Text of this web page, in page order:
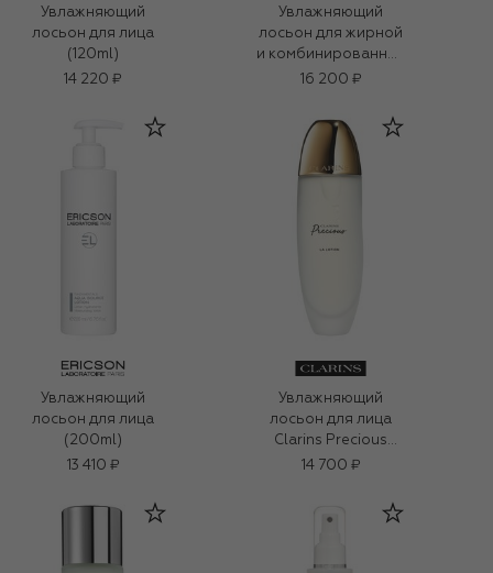
Увлажняющий
лосьон для лица
(120ml)
14 220 ₽
Увлажняющий
лосьон для жирной
и комбинированной
кожи, склонной к
16 200 ₽
Увлажняющий
лосьон для лица
(200ml)
13 410 ₽
Увлажняющий
лосьон для лица
Clarins Precious
(150ml)
14 700 ₽